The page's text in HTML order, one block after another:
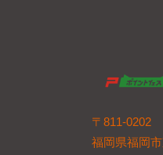
〒811-0202
福岡県福岡